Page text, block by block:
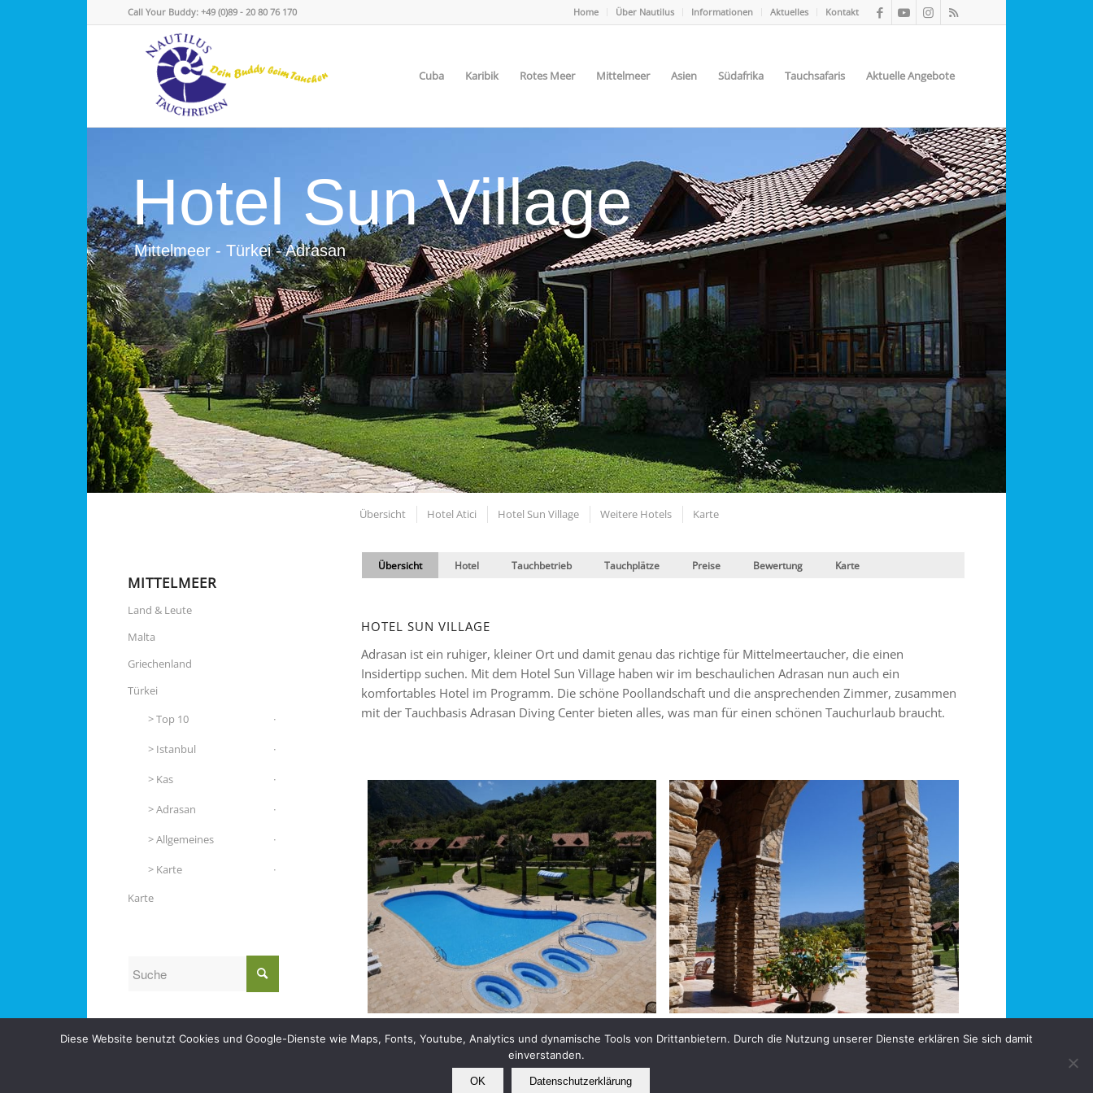
Home Über Nautilus Informationen Aktuelles Kontakt
Call Your Buddy: +49 (0)89 - 20 80 76 170
Cuba Karibik Rotes Meer Mittelmeer Asien Südafrika Tauchsafaris Aktuelle Angebote
Hotel Sun Village
Mittelmeer - Türkei - Adrasan
Übersicht Hotel Atici Hotel Sun Village Weitere Hotels Karte
Übersicht Hotel Tauchbetrieb Tauchplätze Preise Bewertung Karte
HOTEL SUN VILLAGE
Adrasan ist ein ruhiger, kleiner Ort und damit genau das richtige für Mittelmeertaucher, die einen
Insidertipp suchen. Mit dem Hotel Sun Village haben wir im beschaulichen Adrasan nun auch ein
komfortables Hotel im Programm. Die schöne Poollandschaft und die ansprechenden Zimmer, zusammen
mit der Tauchbasis Adrasan Diving Center bieten alles, was man für einen schönen Tauchurlaub braucht.
MITTELMEER
Land & Leute
Malta
Griechenland
Türkei
Top 10
Istanbul
Kas
Adrasan
Allgemeines
Karte
Karte
Diese Website benutzt Cookies und Google-Dienste wie Maps, Fonts, Youtube, Analytics und dynamische Tools von Drittanbietern. Durch die Nutzung unserer Dienste erklären Sie sich damit
einverstanden.
OK Datenschutzerklärung